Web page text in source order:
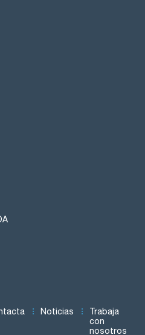
Noticias
Trabaja
con
nosotros